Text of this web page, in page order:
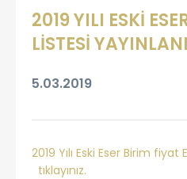
2019 YILI ESKİ
LİSTESİ
5.03.2019
2019 Yılı Eski Eser Birim
tıklayınız.​